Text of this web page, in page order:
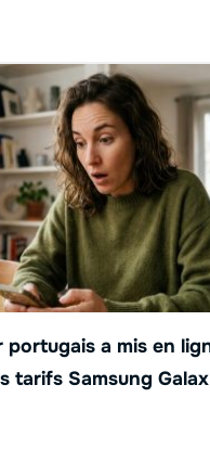
portugais a mis en
tarifs Samsung